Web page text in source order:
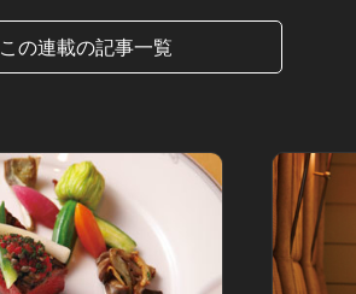
この連載の記事一覧